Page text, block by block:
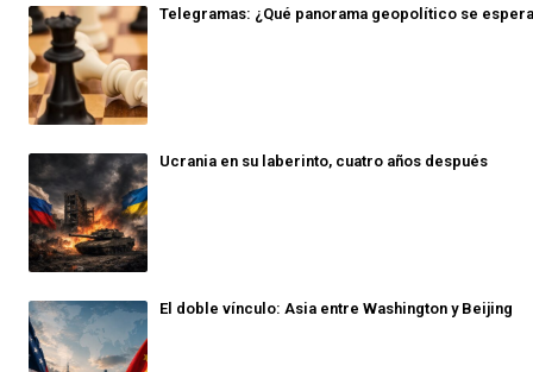
Telegramas: ¿Qué panorama geopolítico se
Ucrania en su laberinto, cuatro años después
El doble vínculo: Asia entre Washington y Beijing